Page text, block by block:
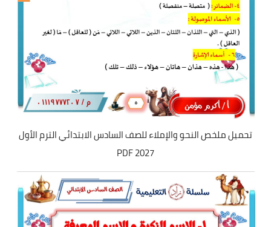
تحميل ملخص النحو والإملاء للصف السادس الابتدائي الترم الأول
2027 PDF